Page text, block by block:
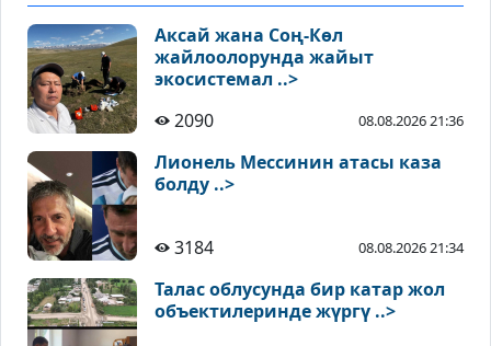
Аксай жана Соң-Көл
жайлоолорунда жайыт
экосистемал ..>
2090
08.08.2026 21:36
Лионель Мессинин атасы каза
болду ..>
3184 08.08.2026 21:34
Талас облусунда бир катар жол
объектилеринде жүргү ..>